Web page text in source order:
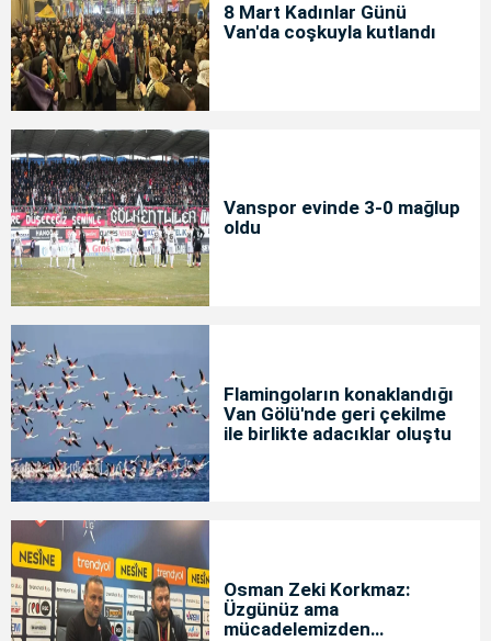
8 Mart Kadınlar Günü
Van'da coşkuyla kutlandı
Vanspor evinde 3-0 mağlup
oldu
Flamingoların konaklandığı
Van Gölü'nde geri çekilme
ile birlikte adacıklar oluştu
Osman Zeki Korkmaz:
Üzgünüz ama
mücadelemizden